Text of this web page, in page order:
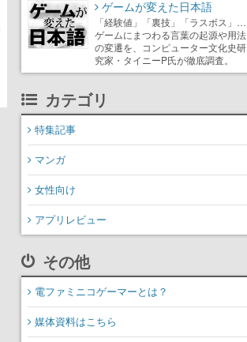
ゲームが変えた日本語
「経験値」「裏技」「ラスボス」…
ゲームにまつわる言葉の起源や用法
の変遷を、コンピューター文化史研
究家・タイニーP氏が徹底調査。
カテゴリ
特集記事
マンガ
女性向け
アプリレビュー
その他
電ファミニコゲーマーとは？
媒体資料はこちら